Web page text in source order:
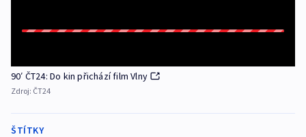
90′ ČT24: Do kin přichází film Vlny
Zdroj: ČT24
ŠTÍTKY